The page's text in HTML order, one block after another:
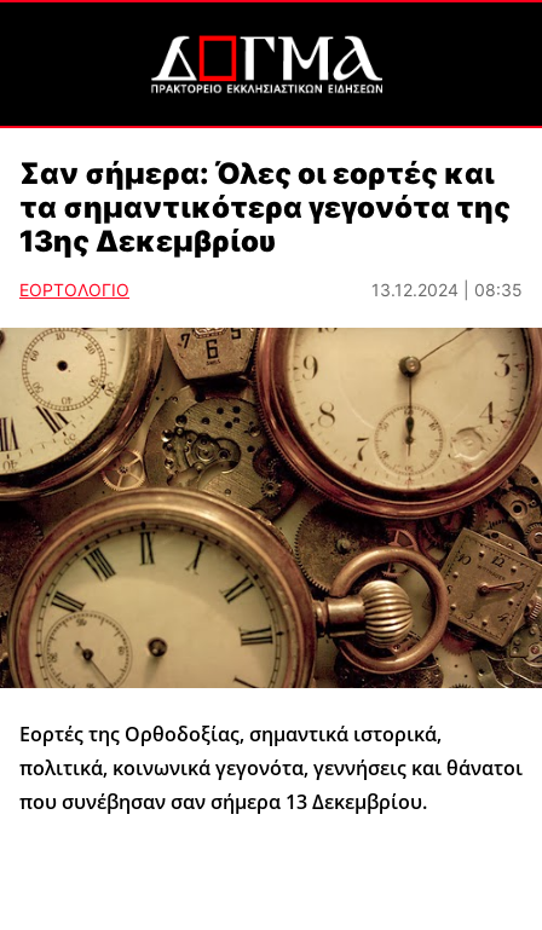
Σαν σήμερα: Όλες οι εορτές και
τα σημαντικότερα γεγονότα της
13ης Δεκεμβρίου
ΕΟΡΤΟΛΟΓΙΟ 13.12.2024 | 08:35
Εορτές της Ορθοδοξίας, σημαντικά ιστορικά,
πολιτικά, κοινωνικά γεγονότα, γεννήσεις και θάνατοι
που συνέβησαν σαν σήμερα 13 Δεκεμβρίου.